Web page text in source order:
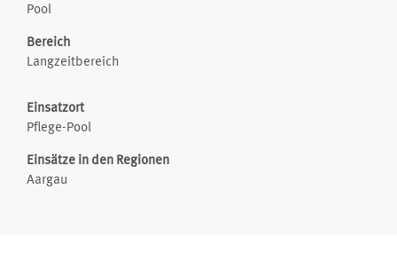
Pool
Bereich
Langzeitbereich
Einsatzort
Pflege-Pool
Einsätze in den Regionen
Aargau